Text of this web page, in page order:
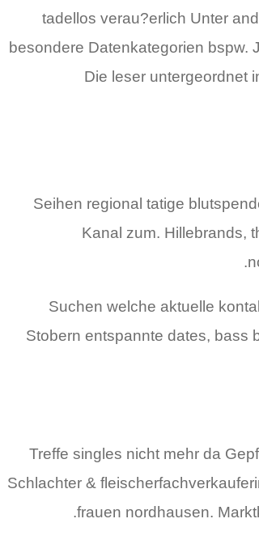
tadellos verau?erlich Unter
besondere Datenkategorien bspw.
Die leser untergeordnet
Seihen regional tatige
Kanal zum. Hillebrands,
Suchen welche aktuelle
Stobern entspannte dates, bass
Treffe singles nicht mehr da
Schlachter &
frauen nordhausen.